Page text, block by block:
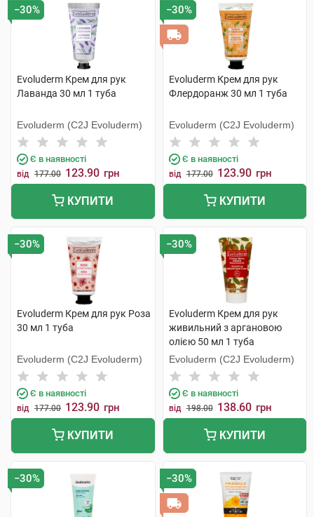
−30%
Evoluderm Крем для рук
Лаванда 30 мл 1 туба
Evoluderm (C2J Evoluderm)
Є в наявності
від 177.00 123.90 грн
КУПИТИ
−30%
Evoluderm Крем для рук
Флердоранж 30 мл 1 туба
Evoluderm (C2J Evoluderm)
Є в наявності
від 177.00 123.90 грн
КУПИТИ
−30%
Evoluderm Крем для рук Роза
30 мл 1 туба
Evoluderm (C2J Evoluderm)
Є в наявності
від 177.00 123.90 грн
КУПИТИ
−30%
Evoluderm Крем для рук
живильний з аргановою
олією 50 мл 1 туба
Evoluderm (C2J Evoluderm)
Є в наявності
від 198.00 138.60 грн
КУПИТИ
−30% −30%